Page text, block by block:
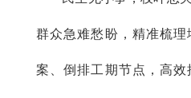
群众急难愁盼，精准梳
案、倒排工期节点，高